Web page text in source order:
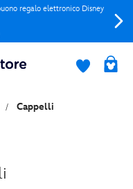
regalo elettronico Disney
Cappelli